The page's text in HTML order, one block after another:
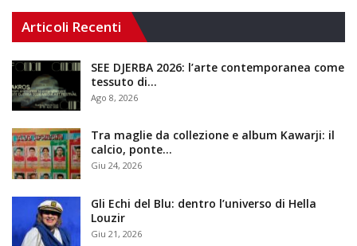
Articoli Recenti
SEE DJERBA 2026: l’arte contemporanea come
tessuto di…
Ago 8, 2026
Tra maglie da collezione e album Kawarji: il
calcio, ponte…
Giu 24, 2026
Gli Echi del Blu: dentro l’universo di Hella
Louzir
Giu 21, 2026